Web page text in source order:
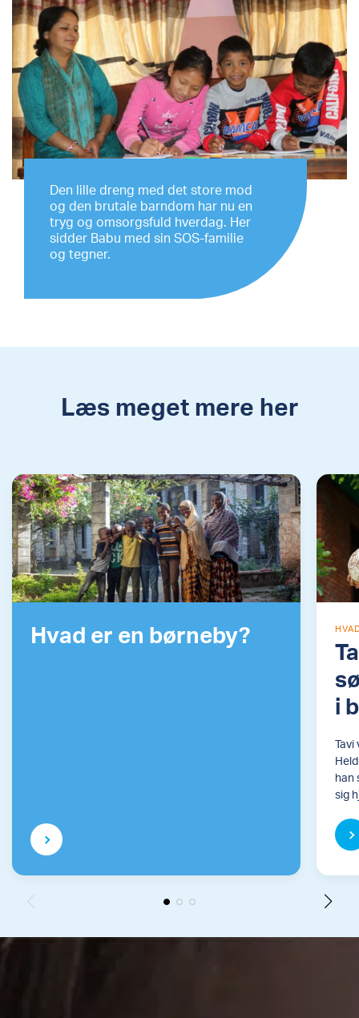
Den lille dreng med det store mod
og den brutale barndom har nu en
tryg og omsorgsfuld hverdag. Her
sidder Babu med sin SOS-familie
og tegner.
Læs meget mere her
Hvad er en børneby?
i
Tavi
han
sig